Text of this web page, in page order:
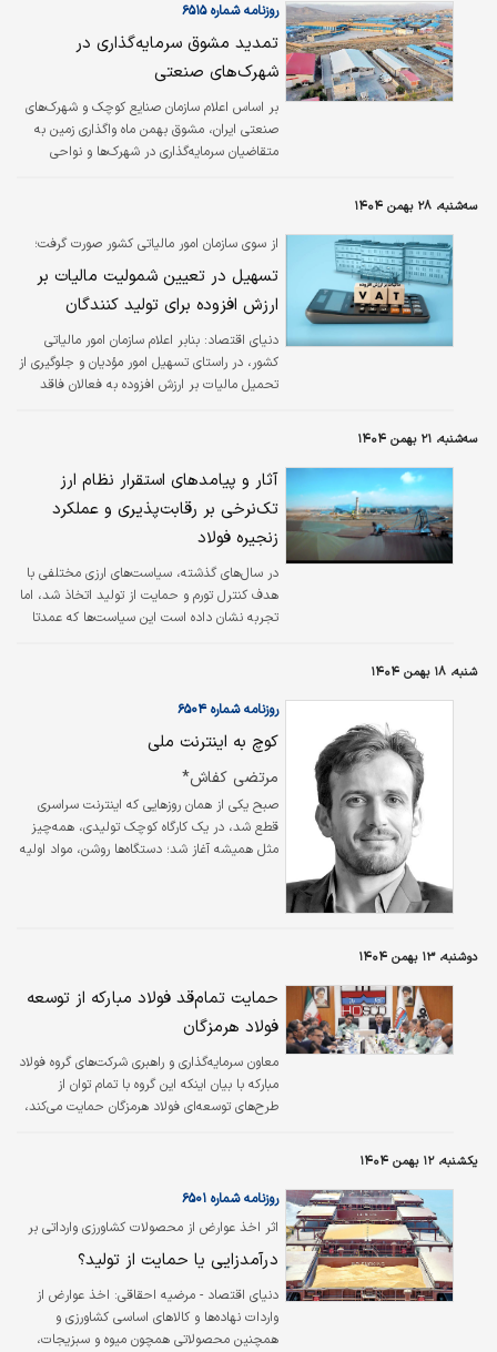
روزنامه شماره ۶۵۱۵
تمدید مشوق‌ سرمایه‌گذاری در
شهرک‌های صنعتی
بر اساس اعلام سازمان صنایع کوچک و شهرک‌های
صنعتی ایران، مشوق بهمن ماه واگذاری زمین به
متقاضیان سرمایه‌گذاری در شهرک‌ها و نواحی
۳۱گانه شهرک‌های صنعتی استانی، بخش نقدی
پایان سال ۱۴۰۴ منعقد می‌شود، به میزان ۱۰درصد
کاهش یافته است. ضمن اینکه قیمت‌های نیمه
مشوق‌ در راستای حمایت از…
سه‌شنبه، ۲۸ بهمن ۱۴۰۴
از سوی سازمان امور مالیاتی کشور صورت گرفت؛
تسهیل در تعیین شمولیت مالیات بر
ارزش افزوده برای تولید کنندگان
دنیای اقتصاد: بنابر اعلام سازمان امور مالیاتی
کشور، در راستای تسهیل امور مؤدیان و جلوگیری از
تحمیل مالیات بر ارزش افزوده به فعالان فاقد
سه‌شنبه، ۲۱ بهمن ۱۴۰۴
آثار و پیامدهای استقرار نظام ارز
تک‌نرخی بر رقابت‌پذیری و عملکرد
زنجیره فولاد
در سال‌های گذشته، سیاست‌های ارزی مختلفی با
هدف کنترل تورم و حمایت از تولید اتخاذ شد، اما
تجربه نشان داده است این سیاست‌ها که عمدتا
شده‌اند.
شنبه، ۱۸ بهمن ۱۴۰۴
روزنامه شماره ۶۵۰۴
کوچ به اینترنت ملی
مرتضی کفاش*
صبح یکی از همان روزهایی که اینترنت سراسری
قطع شد، در یک کارگاه کوچک تولیدی، همه‌چیز
مثل همیشه آغاز شد؛ دستگاه‌ها روشن، مواد اولیه
بود.
دوشنبه، ۱۳ بهمن ۱۴۰۴
حمایت تمام‌قد فولاد مبارکه از توسعه
فولاد هرمزگان
معاون سرمایه‌گذاری و راهبری شرکت‌های گروه فولاد
مبارکه با بیان اینکه این گروه با تمام توان از
طرح‌های توسعه‌ای فولاد هرمزگان حمایت می‌کند،
کشور خواند. سجاد طهماسبی در دیدار با علیرضا
رحیم، مدیرعامل فولاد هرمزگان، با تقدیر از
عملکرد و رکوردشکنی‌های تولید و فروش این شرکت
در ده‌ماهه امسال گفت: فولاد مبارکه به خود
افتخار می‌کند که چنین مجموعه وزین و ارزنده‌ای را
در…
یکشنبه، ۱۲ بهمن ۱۴۰۴
اثر اخذ عوارض از محصولات کشاورزی وارداتی بر
امنیت غذایی شهروندان بررسی شد؛
روزنامه شماره ۶۵۰۱
درآمدزایی یا حمایت از تولید؟
دنیای اقتصاد - مرضیه احقاقی: اخذ عوارض از
واردات نهاده‌ها و کالاهای اساسی‌ کشاورزی و
همچنین محصولاتی همچون میوه و سبزیجات،